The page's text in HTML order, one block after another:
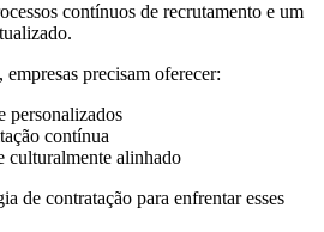
contínuos de recrutamento e um
empresas precisam oferecer:
personalizados
contínua
culturalmente alinhado
de contratação para enfrentar esses